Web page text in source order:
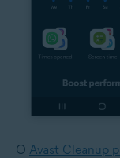
O Avast Cleanup